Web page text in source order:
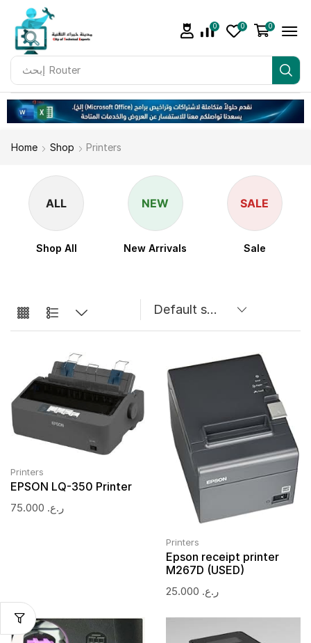
إبحث Router
0 0 0
Home Shop Printers
ALL
Shop All
NEW
New Arrivals
SALE
Sale
Printers
EPSON LQ-350 Printer
ر.ع.
Printers
Epson receipt printer
M267D (USED)
ر.ع.